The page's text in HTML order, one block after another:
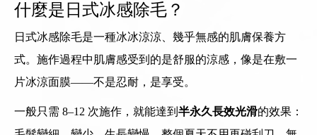
什麼是日式冰感除毛？
日式冰感除毛是一種冰冰涼涼、幾乎無感的肌膚保養方
式。施作過程中肌膚感受到的是舒服的涼感，像是在敷一
片冰涼面膜——不是忍耐，是享受。
一般只需 8–12 次施作，就能達到 半永久長效光滑的效果：